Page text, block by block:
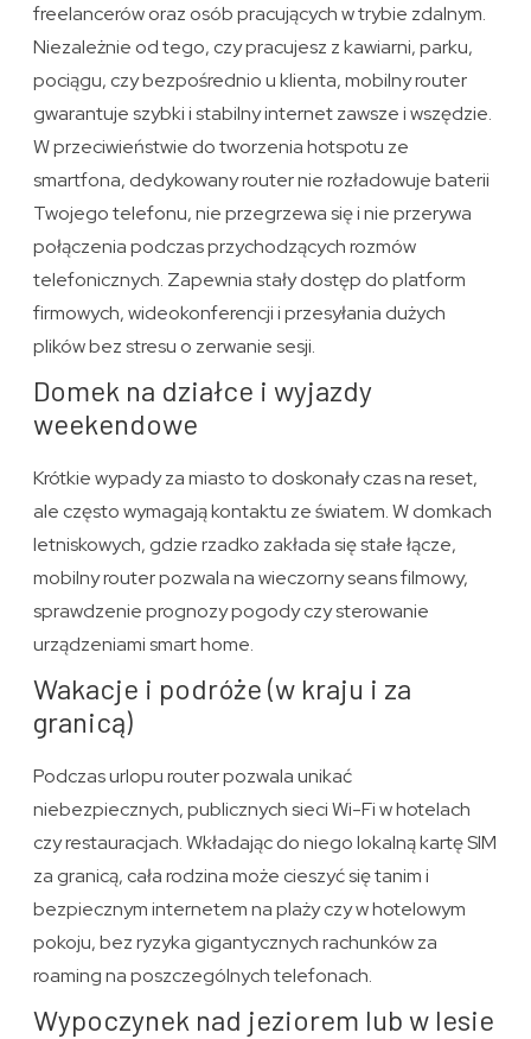
freelancerów oraz osób pracujących w trybie zdalnym.
Niezależnie od tego, czy pracujesz z kawiarni, parku,
pociągu, czy bezpośrednio u klienta, mobilny router
gwarantuje szybki i stabilny internet zawsze i wszędzie.
W przeciwieństwie do tworzenia hotspotu ze
smartfona, dedykowany router nie rozładowuje baterii
Twojego telefonu, nie przegrzewa się i nie przerywa
połączenia podczas przychodzących rozmów
telefonicznych. Zapewnia stały dostęp do platform
firmowych, wideokonferencji i przesyłania dużych
plików bez stresu o zerwanie sesji.
Domek na działce i wyjazdy
weekendowe
Krótkie wypady za miasto to doskonały czas na reset,
ale często wymagają kontaktu ze światem. W domkach
letniskowych, gdzie rzadko zakłada się stałe łącze,
mobilny router pozwala na wieczorny seans filmowy,
sprawdzenie prognozy pogody czy sterowanie
urządzeniami smart home.
Wakacje i podróże (w kraju i za
granicą)
Podczas urlopu router pozwala unikać
niebezpiecznych, publicznych sieci Wi-Fi w hotelach
czy restauracjach. Wkładając do niego lokalną kartę SIM
za granicą, cała rodzina może cieszyć się tanim i
bezpiecznym internetem na plaży czy w hotelowym
pokoju, bez ryzyka gigantycznych rachunków za
roaming na poszczególnych telefonach.
Wypoczynek nad jeziorem lub w lesie